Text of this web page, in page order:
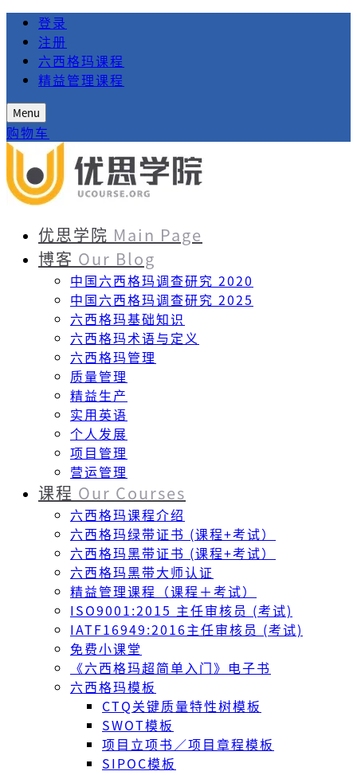
登录
注册
六西格玛课程
精益管理课程
Menu
购物车
优思学院 Main Page
博客 Our Blog
中国六西格玛调查研究 2020
中国六西格玛调查研究 2025
六西格玛基础知识
六西格玛术语与定义
六西格玛管理
质量管理
精益生产
实用英语
个人发展
项目管理
营运管理
课程 Our Courses
六西格玛课程介绍
六西格玛绿带证书 (课程+考试）
六西格玛黑带证书 (课程+考试）
六西格玛黑带大师认证
精益管理课程（课程＋考试）
ISO9001:2015 主任审核员 (考试)
IATF16949:2016主任审核员 (考试)
免费小课堂
《六西格玛超简单入门》电子书
六西格玛模板
CTQ关键质量特性树模板
SWOT模板
项目立项书／项目章程模板
SIPOC模板